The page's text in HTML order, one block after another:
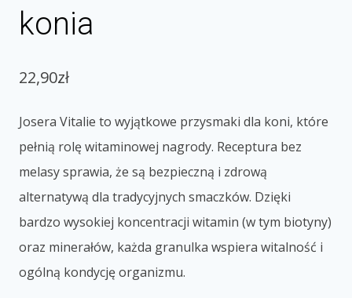
konia
22,90zł
Josera Vitalie to wyjątkowe przysmaki dla koni, które
pełnią rolę witaminowej nagrody. Receptura bez
melasy sprawia, że są bezpieczną i zdrową
alternatywą dla tradycyjnych smaczków. Dzięki
bardzo wysokiej koncentracji witamin (w tym biotyny)
oraz minerałów, każda granulka wspiera witalność i
ogólną kondycję organizmu.